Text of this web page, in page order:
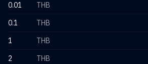
0.01 THB
0.1
THB
1
THB
2
THB